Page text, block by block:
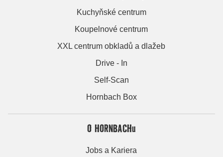
Kuchyňské centrum
Koupelnové centrum
XXL centrum obkladů a dlažeb
Drive - In
Self-Scan
Hornbach Box
O HORNBACHu
Jobs a Kariera